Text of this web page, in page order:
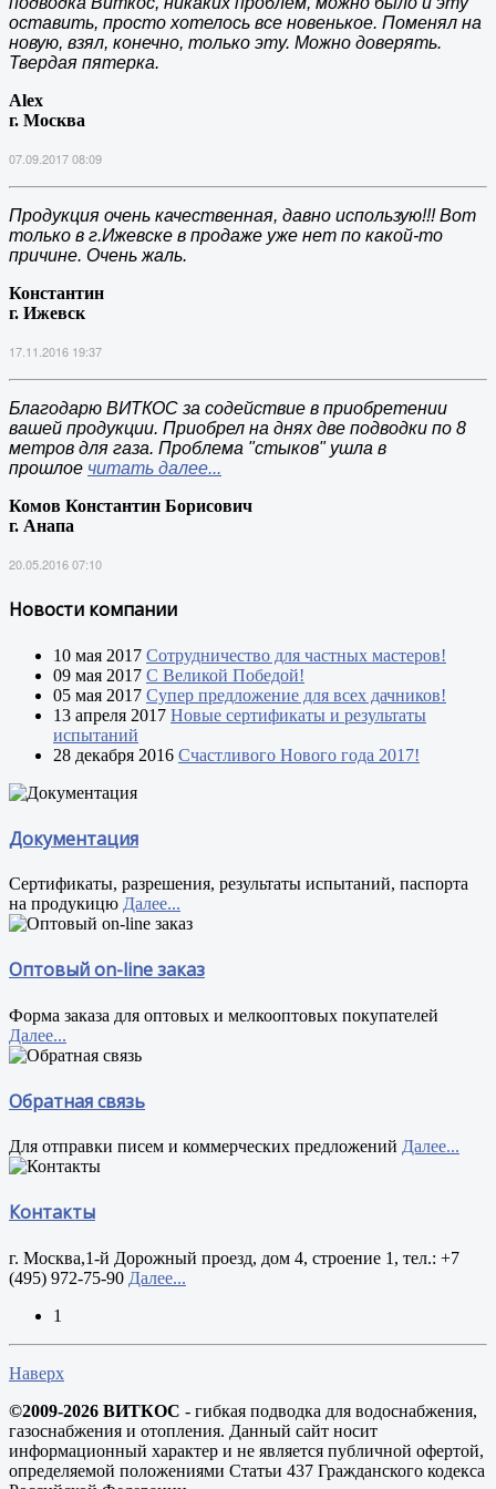
оставить, просто хотелось все новенькое. Поменял на
новую, взял, конечно, только эту. Можно доверять.
Твердая пятерка.
Alex
г. Москва
07.09.2017 08:09
Продукция очень качественная, давно использую!!! Вот
только в г.Ижевске в продаже уже нет по какой-то
причине. Очень жаль.
Константин
г. Ижевск
17.11.2016 19:37
Благодарю ВИТКОС за содействие в приобретении
вашей продукции. Приобрел на днях две подводки по 8
метров для газа. Проблема "стыков" ушла в
прошлое читать далее...
Комов Константин Борисович
г. Анапа
20.05.2016 07:10
Новости компании
10 мая 2017 Сотрудничество для частных мастеров!
09 мая 2017 С Великой Победой!
05 мая 2017 Супер предложение для всех дачников!
13 апреля 2017 Новые сертификаты и результаты
испытаний
28 декабря 2016 Счастливого Нового года 2017!
Документация
Сертификаты, разрешения, результаты испытаний, паспорта
на продукицю Далее...
Оптовый on-line заказ
Форма заказа для оптовых и мелкооптовых покупателей
Далее...
Обратная связь
Для отправки писем и коммерческих предложений Далее...
Контакты
г. Москва,1-й Дорожный проезд, дом 4, строение 1, тел.: +7
(495) 972-75-90 Далее...
1
Наверх
©2009-2026 ВИТКОС - гибкая подводка для водоснабжения,
газоснабжения и отопления. Данный сайт носит
информационный характер и не является публичной офертой,
определяемой положениями Статьи 437 Гражданского кодекса